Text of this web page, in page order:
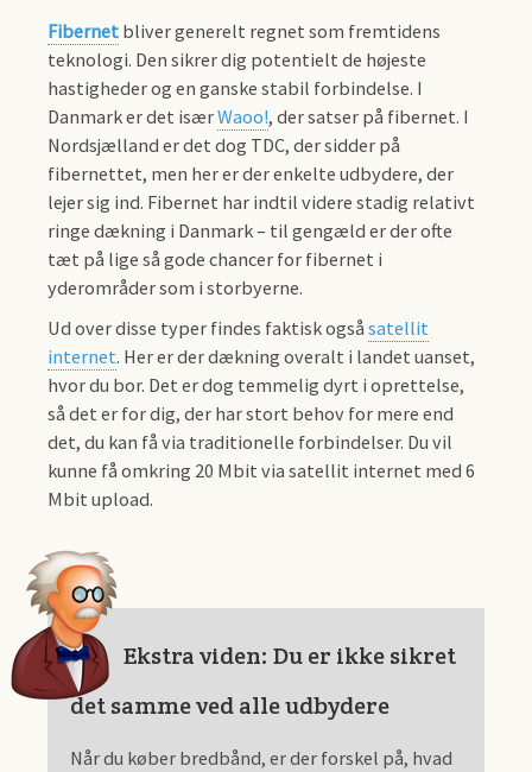
Fibernet bliver generelt regnet som fremtidens
teknologi. Den sikrer dig potentielt de højeste
hastigheder og en ganske stabil forbindelse. I
Danmark er det isærWaoo!, der satser på fibernet. I
Nordsjælland er det dog TDC, der sidder på
fibernettet, men her er der enkelte udbydere, der
lejer sig ind. Fibernet har indtil videre stadig relativt
ringe dækning i Danmark – til gengæld er der ofte
tæt på lige så gode chancer for fibernet i
yderområder som i storbyerne.
Ud over disse typer findes faktisk også satellit
internet. Her er der dækning overalt i landet uanset,
hvor du bor. Det er dog temmelig dyrt i oprettelse,
så det er for dig, der har stort behov for mere end
det, du kan få via traditionelle forbindelser. Du vil
kunne få omkring 20 Mbit via satellit internet med 6
Mbit upload.
Ekstra viden: Du er ikke sikret
det samme ved alle udbydere
Når du køber bredbånd, er der forskel på, hvad